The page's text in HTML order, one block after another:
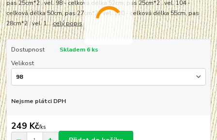
pas 25cm*2 . vel. 98 - celková délka 52cm, pas 25cm*2 . vel. 104 -
celková délka 50cm, pas 27cm*2 . vel. 110 - celková délka 55cm, pas
28cm*2 . vel. 1...celý popis
Dostupnost
Skladem 6 ks
Velikost
Nejsme plátci DPH
249 Kč/ks